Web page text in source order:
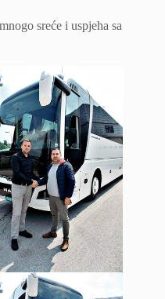
sreće i uspjeha sa